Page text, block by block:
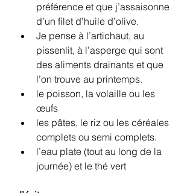
préférence et que j’assaisonne
d’un filet d’huile d’olive.
Je pense à l’artichaut, au
pissenlit, à l’asperge qui sont
des aliments drainants et que
l’on trouve au printemps.
le poisson, la volaille ou les
œufs
les pâtes, le riz ou les céréales
complets ou semi complets.
l’eau plate (tout au long de la
journée) et le thé vert